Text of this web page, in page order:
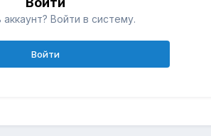
Войти в систему.
Войти